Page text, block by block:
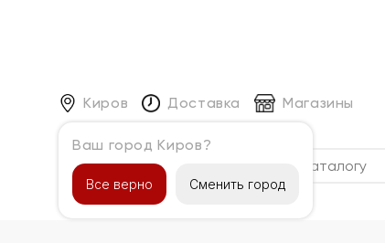
Киров
Ваш город Киров?
Все верно Сменить город
Доставка Магазины
Каталог